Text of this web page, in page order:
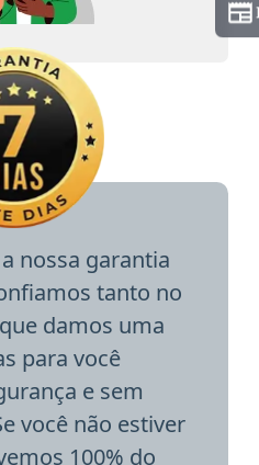
nossa garantia
tanto no
damos uma
para você
e sem
você não estiver
100% do